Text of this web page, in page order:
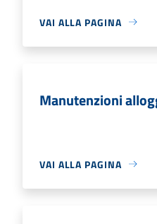
VAI ALLA PAGINA
Manutenzioni
VAI ALLA PAGINA